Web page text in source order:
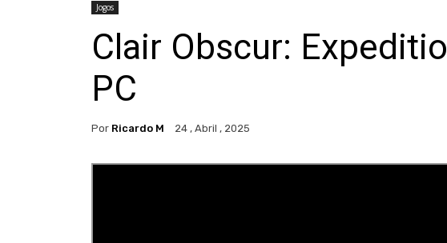
Jogos
Clair Obscur:
PC
Por Ricardo M 24 , Abril , 2025